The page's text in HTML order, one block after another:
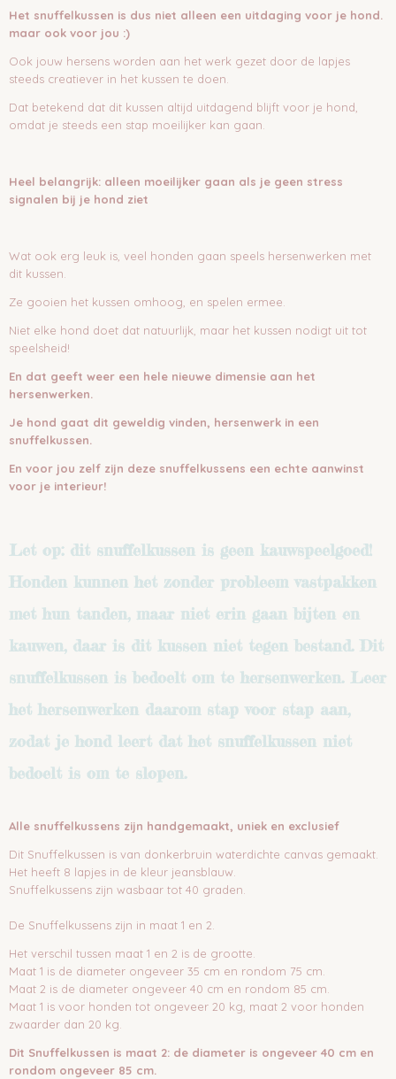
Het snuffelkussen is dus niet alleen een uitdaging voor je hond.
maar ook voor jou :)
Ook jouw hersens worden aan het werk gezet door de lapjes
steeds creatiever in het kussen te doen.
Dat betekend dat dit kussen altijd uitdagend blijft voor je hond,
omdat je steeds een stap moeilijker kan gaan.
Heel belangrijk: alleen moeilijker gaan als je geen stress
signalen bij je hond ziet
Wat ook erg leuk is, veel honden gaan speels hersenwerken met
dit kussen.
Ze gooien het kussen omhoog, en spelen ermee.
Niet elke hond doet dat natuurlijk, maar het kussen nodigt uit tot
speelsheid!
En dat geeft weer een hele nieuwe dimensie aan het
hersenwerken.
Je hond gaat dit geweldig vinden, hersenwerk in een
snuffelkussen.
En voor jou zelf zijn deze snuffelkussens een echte aanwinst
voor je interieur!
Let op: dit snuffelkussen is geen kauwspeelgoed!
Honden kunnen het zonder probleem vastpakken
met hun tanden, maar niet erin gaan bijten en
kauwen, daar is dit kussen niet tegen bestand. Dit
snuffelkussen is bedoelt om te hersenwerken. Leer
het hersenwerken daarom stap voor stap aan,
zodat je hond leert dat het snuffelkussen niet
bedoelt is om te slopen.
Alle snuffelkussens zijn handgemaakt, uniek en exclusief
Dit Snuffelkussen is van donkerbruin waterdichte canvas gemaakt.
Het heeft 8 lapjes in de kleur jeansblauw.
Snuffelkussens zijn wasbaar tot 40 graden.
De Snuffelkussens zijn in maat 1 en 2.
Het verschil tussen maat 1 en 2 is de grootte.
Maat 1 is de diameter ongeveer 35 cm en rondom 75 cm.
Maat 2 is de diameter ongeveer 40 cm en rondom 85 cm.
Maat 1 is voor honden tot ongeveer 20 kg, maat 2 voor honden
zwaarder dan 20 kg.
Dit Snuffelkussen is maat 2: de diameter is ongeveer 40 cm en
rondom ongeveer 85 cm.